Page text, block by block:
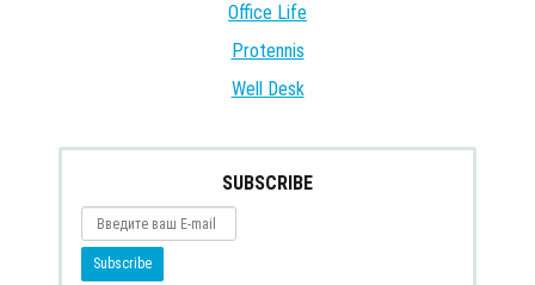
Office Life
Protennis
Well Desk
SUBSCRIBE